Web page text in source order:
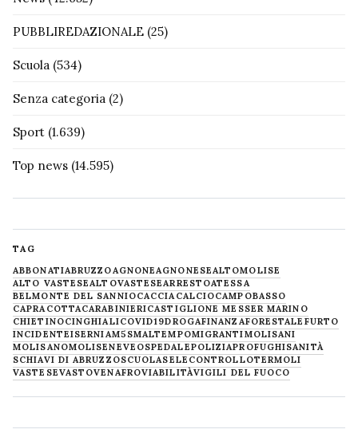
PUBBLIREDAZIONALE (25)
Scuola (534)
Senza categoria (2)
Sport (1.639)
Top news (14.595)
TAG
ABBONATIABRUZZOAGNONEAGNONESEALTOMOLISE
ALTO VASTESEALTOVASTESEARRESTOATESSA
BELMONTE DEL SANNIOCACCIACALCIOCAMPOBASSO
CAPRACOTTACARABINIERICASTIGLIONE MESSER MARINO
CHIETINOCINGHIALICOVID19DROGAFINANZAFORESTALE FURTO
INCIDENTEISERNIAM5SMALTEMPOMIGRANTIMOLISANI
MOLISANOMOLISENEVE OSPEDALEPOLIZIAPROFUGHISANITÀ
SCHIAVI DI ABRUZZOSCUOLASELECONTROLLOTERMOLI
VASTESEVASTOVENAFROVIABILITÀVIGILI DEL FUOCO